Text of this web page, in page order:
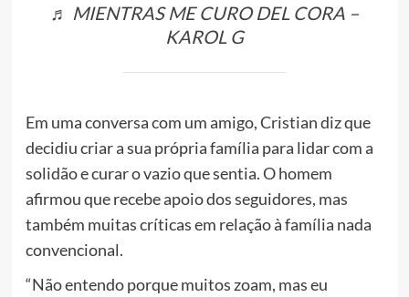
♬ MIENTRAS ME CURO DEL CORA –
KAROL G
Em uma conversa com um amigo, Cristian diz que
decidiu criar a sua própria família para lidar com a
solidão e curar o vazio que sentia. O homem
afirmou que recebe apoio dos seguidores, mas
também muitas críticas em relação à família nada
convencional.
“Não entendo porque muitos zoam, mas eu